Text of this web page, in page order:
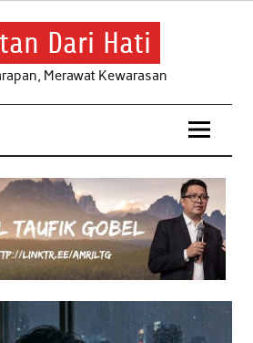
Dari Hati
Merawat Kewarasan